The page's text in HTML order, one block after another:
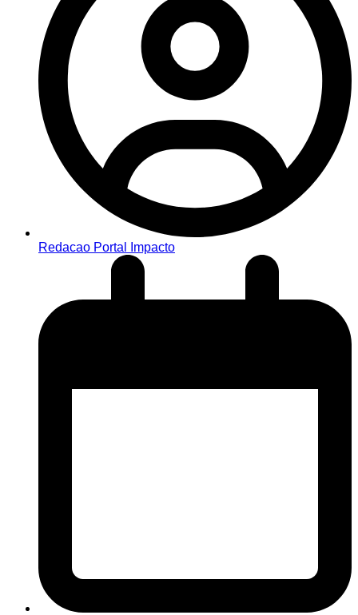
Redacao Portal Impacto